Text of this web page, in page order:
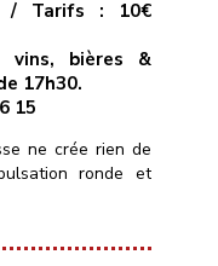
/ Tarifs : 10€
vins, bières &
17h30.
15
ne crée rien de
ronde et
qui construit
contrebassistes